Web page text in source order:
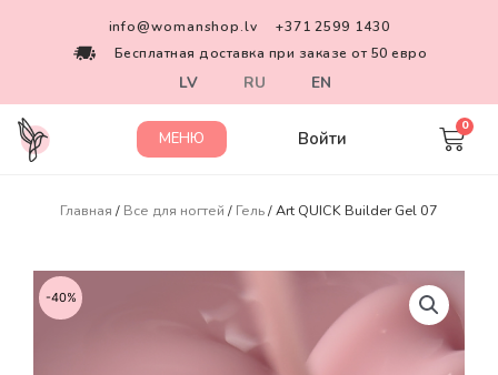
info@womanshop.lv
+371 2599 1430
Бесплатная доставка при заказе от 50 евро
LV RU EN
МЕНЮ Войти
Главная / Все для ногтей / Гель/ Art QUICK Builder Gel 07
-40%